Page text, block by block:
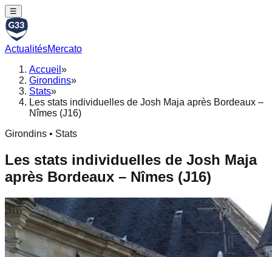
☰
ActualitésMercato
Accueil »
Girondins»
Stats»
Les stats individuelles de Josh Maja après Bordeaux –
Nîmes (J16)
Girondins • Stats
Les stats individuelles de Josh Maja
après Bordeaux – Nîmes (J16)